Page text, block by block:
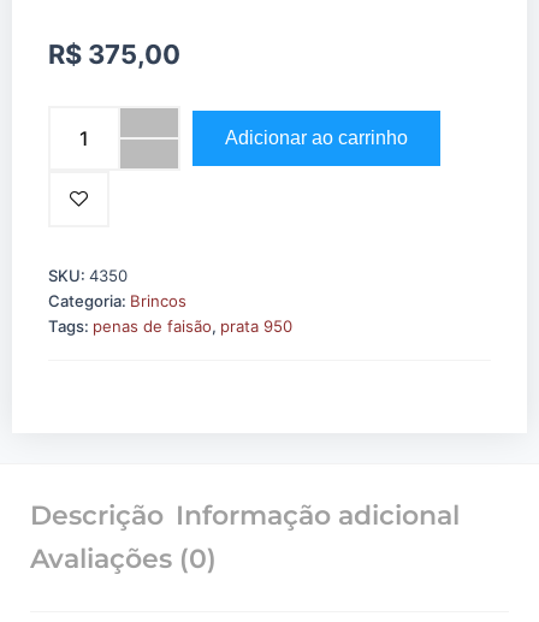
R$ 375,00
Arcanjo
950
penas
Adicionar ao carrinho
SKU: 4350
Categoria: Brincos
Tags: penas de faisão, prata 950
Descrição Informação adicional
Avaliações (0)